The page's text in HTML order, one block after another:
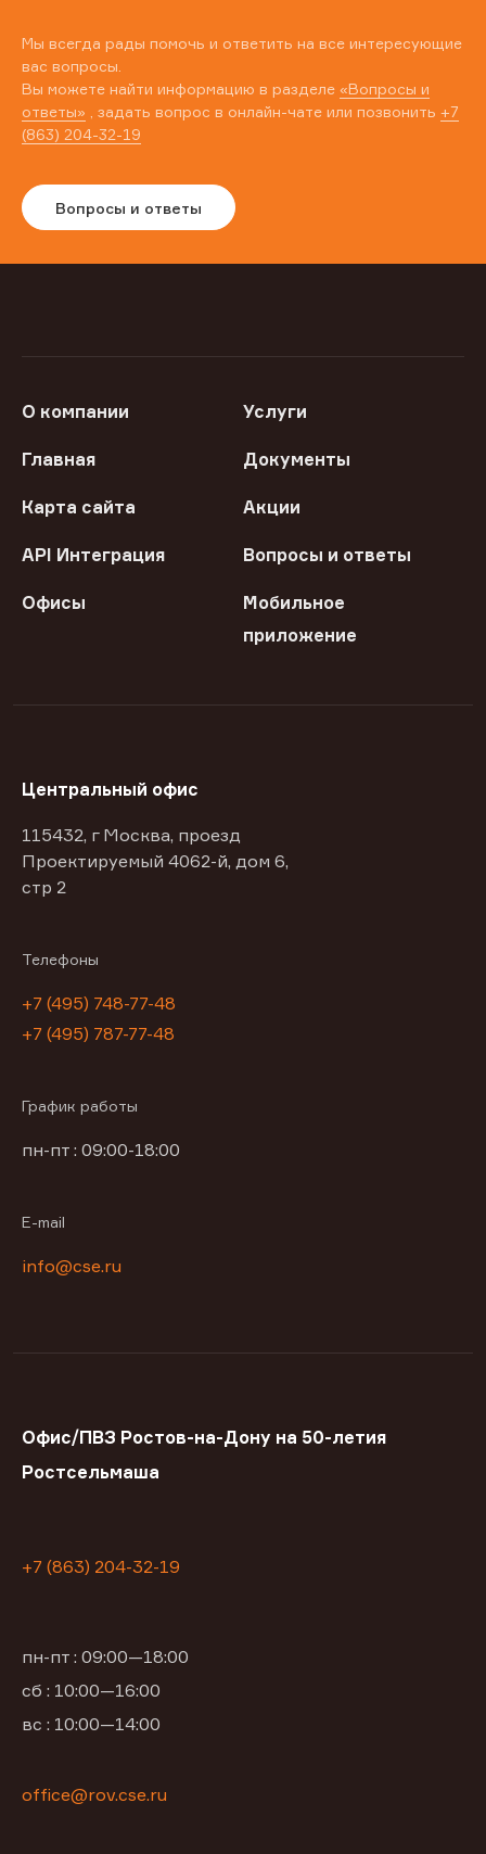
Мы всегда рады помочь и ответить на все интересующие
вас вопросы.
Вы можете найти информацию в разделе «Вопросы и
ответы» , задать вопрос в онлайн-чате или позвонить +7
(863) 204-32-19
Вопросы и ответы
О компании Услуги
Главная Документы
Карта сайта Акции
API Интеграция Вопросы и ответы
Офисы
Мобильное
приложение
Центральный офис
115432, г Москва, проезд
Проектируемый 4062-й, дом 6,
стр 2
Телефоны
+7 (495) 748-77-48
+7 (495) 787-77-48
График работы
пн-пт : 09:00-18:00
E-mail
info@cse.ru
Офис/ПВЗ Ростов-на-Дону на 50-летия
Ростсельмаша
+7 (863) 204-32-19
пн-пт : 09:00—18:00
сб : 10:00—16:00
вс : 10:00—14:00
office@rov.cse.ru